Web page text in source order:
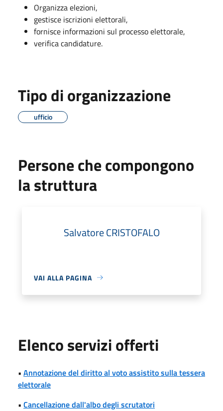
Organizza elezioni,
gestisce iscrizioni elettorali,
fornisce informazioni sul processo elettorale,
verifica candidature.
Tipo di organizzazione
ufficio
Persone che compongono
la struttura
Salvatore CRISTOFALO
VAI ALLA PAGINA
Elenco servizi offerti
• Annotazione del diritto al voto assistito sulla tessera
elettorale
• Cancellazione dall'albo degli scrutatori